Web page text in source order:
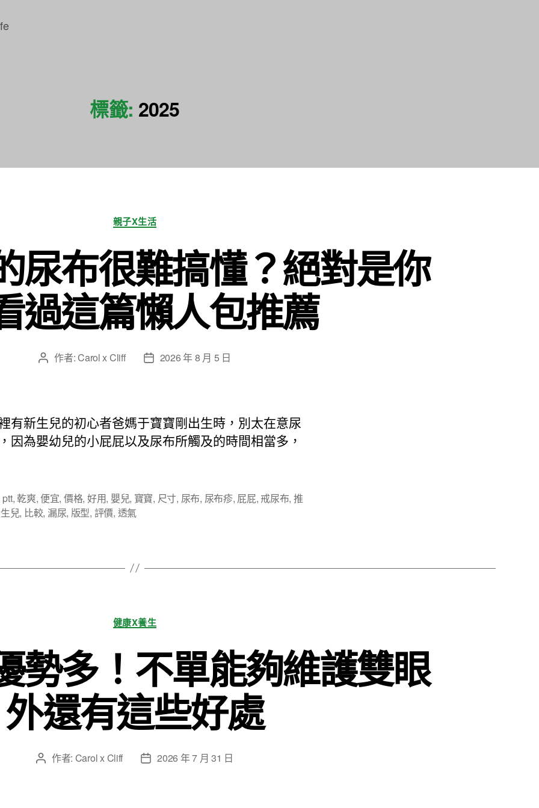
標籤: 2025
分
類
親子X生活
尿布很難搞懂？絕對是你
過這篇懶人包推薦
文 作者:Carol x Cliff
文
日
期
2026 年 8 月 5 日
有新生兒的初心者爸媽于寶寶剛出生時，別太在意尿
因為嬰幼兒的小屁屁以及尿布所觸及的時間相當多，
ptt,乾爽,便宜, 價格, 好用, 嬰兒, 寶寶, 尺寸, 尿布, 尿布疹, 屁屁, 戒尿布, 推
兒, 比較, 漏尿, 版型, 評價, 透氣
分
類
健康X養生
勢多！不單能夠維護雙眼
外還有這些好處
文 作者: Carol x Cliff
文 2026 年 7 月 31 日